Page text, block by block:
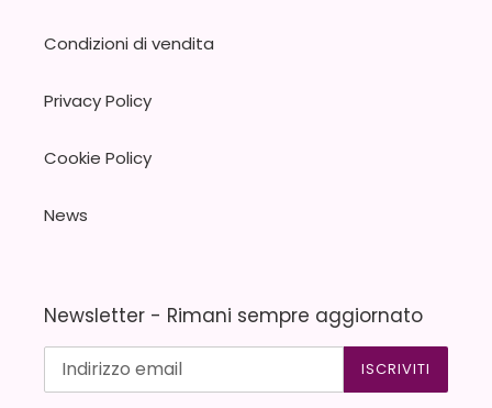
Condizioni di vendita
Privacy Policy
Cookie Policy
News
Newsletter - Rimani sempre aggiornato
ISCRIVITI